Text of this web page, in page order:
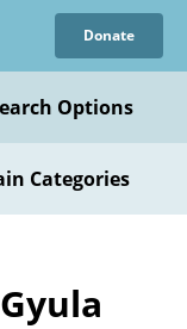
Donate
Options
Categories